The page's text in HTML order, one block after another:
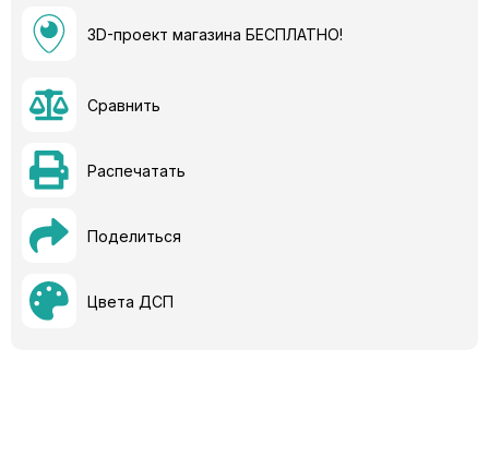
3D-проект магазина БЕСПЛАТНО!
Сравнить
Распечатать
Поделиться
Цвета ДСП